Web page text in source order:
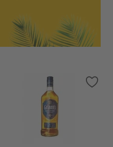
Pievienot vēlmju sarakstam